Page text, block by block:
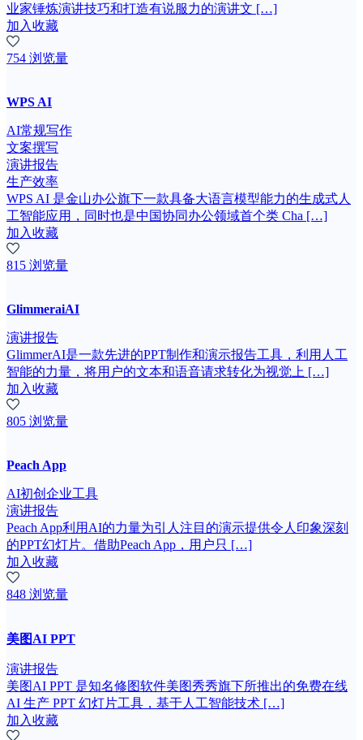
业家锤炼演讲技巧和打造有说服力的演讲文 […]
加入收藏
754 浏览量
WPS AI
AI常规写作
文案撰写
演讲报告
生产效率
WPS AI 是金山办公旗下一款具备大语言模型能力的生成式人
工智能应用，同时也是中国协同办公领域首个类 Cha […]
加入收藏
815 浏览量
GlimmeraiAI
演讲报告
GlimmerAI是一款先进的PPT制作和演示报告工具，利用人工
智能的力量，将用户的文本和语音请求转化为视觉上 […]
加入收藏
805 浏览量
Peach App
AI初创企业工具
演讲报告
Peach App利用AI的力量为引人注目的演示提供令人印象深刻
的PPT幻灯片。借助Peach App，用户只 […]
加入收藏
848 浏览量
美图AI PPT
演讲报告
美图AI PPT 是知名修图软件美图秀秀旗下所推出的免费在线
AI 生产 PPT 幻灯片工具，基于人工智能技术 […]
加入收藏